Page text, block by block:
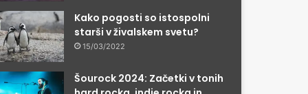
Kako pogosti so istospolni
starši v živalskem svetu?
15/03/2022
Šourock 2024: Začetki v tonih